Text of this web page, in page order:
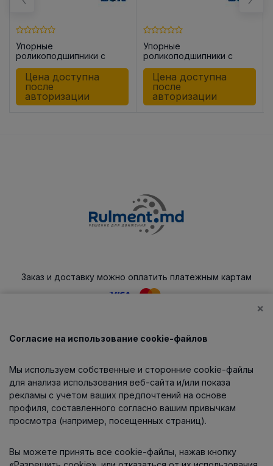
Упорные
роликоподшипники с
роликами 81104 -TN
Цена доступна
после
авторизации
Упорные
роликоподшипники с
роликами 81105 -TN
Цена доступна
после
авторизации
Заказ и доставку можно оплатить платежным картам
Каталог
О компании
Информация
Контакты
×
Согласие на использование cookie-файлов
Мы используем собственные и сторонние cookie-файлы
для анализа использования веб-сайта и/или показа
рекламы с учетом ваших предпочтений на основе
профиля, составленного согласно вашим привычкам
просмотра (например, посещенных страниц).
Вы можете принять все cookie-файлы, нажав кнопку